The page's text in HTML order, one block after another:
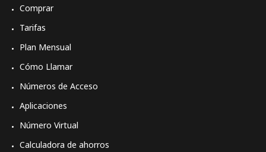
Comprar
Tarifas
Plan Mensual
Cómo Llamar
Números de Acceso
Aplicaciones
Número Virtual
Calculadora de ahorros